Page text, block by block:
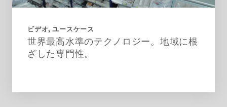
ビデオ ユースケース
世界最高水準のテクノロジー。地域に根
ざした専門性。